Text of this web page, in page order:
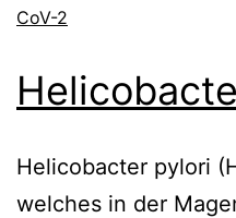
CoV-2
Helicobacter pylori
welches in der